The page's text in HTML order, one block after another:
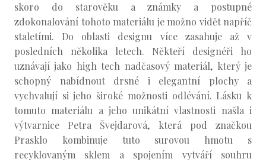
skoro do starověku a známky a postupné
zdokonalování tohoto materiálu je možno vidět napříč
staletími. Do oblasti designu více zasahuje až v
posledních několika letech. Někteří designéři ho
uznávají jako high tech nadčasový materiál, který je
schopný nabídnout drsné i elegantní plochy a
vychvalují si jeho široké možnosti odlévání. Lásku k
tomuto materiálu a jeho unikátní vlastnosti našla i
výtvarnice Petra Švejdarová, která pod značkou
Prasklo kombinuje tuto surovou hmotu s
recyklovaným sklem a spojením vytváří souhru